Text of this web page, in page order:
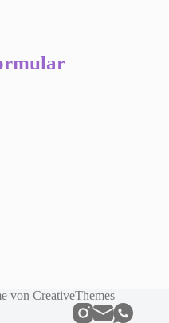
von CreativeThemes